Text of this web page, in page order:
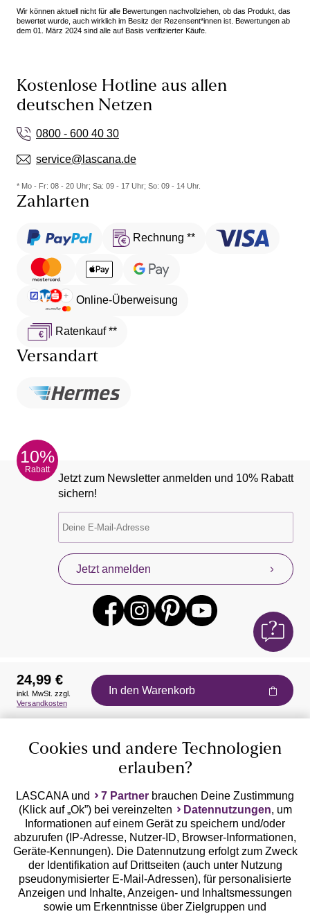
dies nicht. Somit sind diese fünf Sterne wert und ich
spreche hiermit eine Kaufempfehlung aus.
Wir können aktuell nicht für alle Bewertungen nachvollziehen, ob das Produkt, das
bewertet wurde, auch wirklich im Besitz der Rezensent*innen ist. Bewertungen ab
dem 01. März 2024 sind alle auf Basis verifizierter Käufe.
Kostenlose Hotline aus allen
deutschen Netzen
0800 - 600 40 30
service@lascana.de
* Mo - Fr: 08 - 20 Uhr; Sa: 09 - 17 Uhr; So: 09 - 14 Uhr.
Zahlarten
Rechnung **
Online-Überweisung
Ratenkauf **
Versandart
10%
Rabatt
Jetzt zum Newsletter anmelden und 10% Rabatt
sichern!
Jetzt anmelden
Auszeichnungen
Geprüfte Sicherheit
Unsere Apps
24,99 €
inkl. MwSt. zzgl.
Versandkosten
In den Warenkorb
Cookies und andere Technologien
erlauben?
LASCANA und 7 Partner brauchen Deine Zustimmung
(Klick auf „Ok”) bei vereinzelten
Datennutzungen, um
Informationen auf einem Gerät zu speichern und/oder
abzurufen (IP-Adresse, Nutzer-ID, Browser-Informationen,
Geräte-Kennungen). Die Datennutzung erfolgt zum Zweck
der Identifikation auf Drittseiten (auch unter Nutzung
pseudonymisierter E-Mail-Adressen), für personalisierte
Anzeigen und Inhalte, Anzeigen- und Inhaltsmessungen
sowie um Erkenntnisse über Zielgruppen und